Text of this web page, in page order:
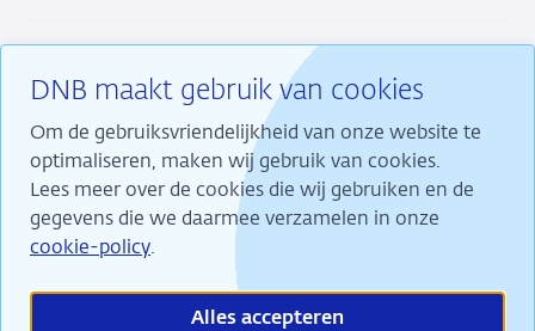
DNB maakt gebruik van cookies
Om de gebruiksvriendelijkheid van onze website te
optimaliseren, maken wij gebruik van cookies.
Lees meer over de cookies die wij gebruiken en de
gegevens die we daarmee verzamelen in onze
cookie-policy.
Alles accepteren
RSS InstagramLinkedin
X
Wij maken ons sterk voor financiële stabiliteit en
dragen daarmee bij aan duurzame welvaart in